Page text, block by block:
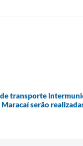
transporte
Maracaí serão